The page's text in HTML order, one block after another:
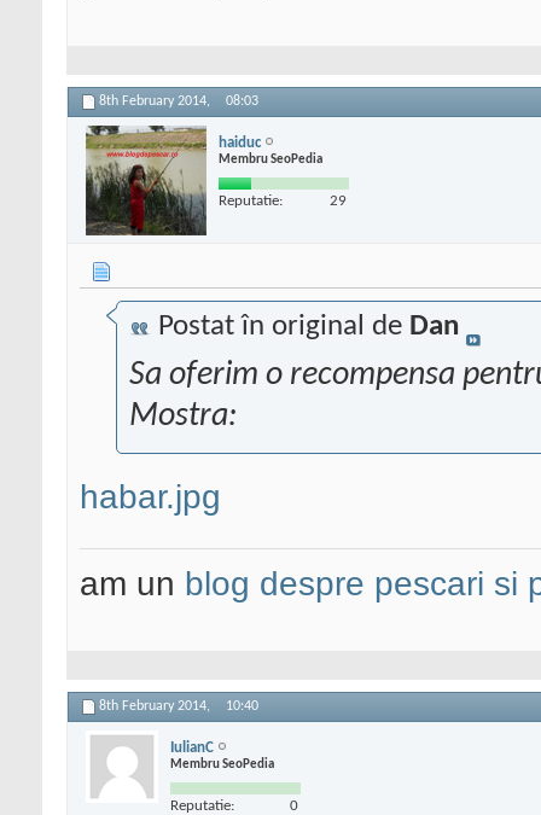
8th February 2014, 08:03
haiduc
Membru SeoPedia
Reputatie: 29
Postat în original de Dan
Sa oferim o recompensa
Mostra:
habar.jpg
am un blog despre pescari si
8th February 2014, 10:40
IulianC
Membru SeoPedia
Reputatie: 0